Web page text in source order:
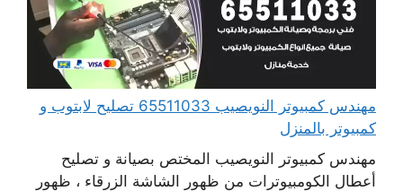
مهندس كمبيوتر النويصيب 65511033 تصليح لابتوب و
كمبيوتر بالمنزل
مهندس كمبيوتر النويصيب المختص بصيانة و تصليح
أعطال الكومبيوترات من ظهور الشاشة الزرقاء ، ظهور